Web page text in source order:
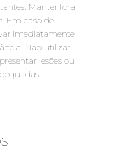
Manter fora
Em caso de
imediatamente
Não utilizar
lesões ou